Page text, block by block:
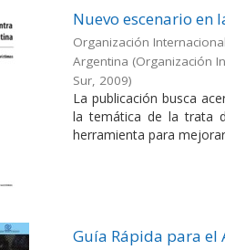
Nuevo escenario en
Organización
Argentina (Organización
Sur, 2009)
La publicación busca
la temática de la trata
herramienta para
Guía Rápida para el